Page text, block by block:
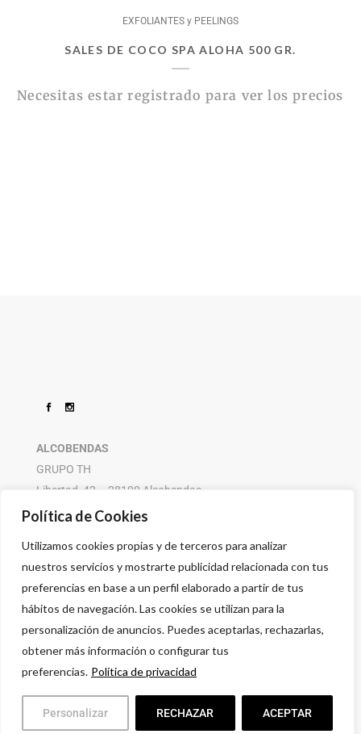
Política de Cookies
Utilizamos cookies propias y de terceros para analizar
nuestros servicios y mostrarte publicidad relacionada con tus
preferencias en base a un perfil elaborado a partir de tus
hábitos de navegación. Las cookies se utilizan para la
personalización de anuncios. Puedes aceptarlas, rechazarlas,
obtener más información o configurar tus
preferencias. Política de privacidad
Personalizar RECHAZAR ACEPTAR
EXFOLIANTES y PEELINGS
SALES DE COCO SPA ALOHA 500 GR.
Necesitas estar registrado para ver los precios
ALCOBENDAS
GRUPO TH
Libertad, 42 – 28100 Alcobendas
916 614 580 – 608 505 532